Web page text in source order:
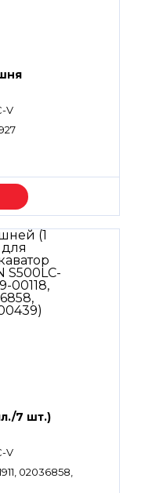
V
7 шт.)
V
02036858,